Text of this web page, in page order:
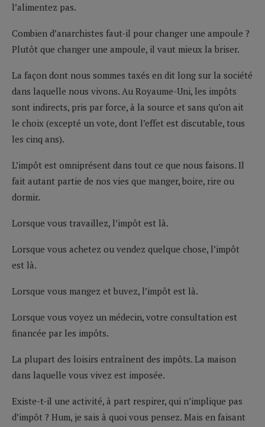
l’alimentez pas.
Combien d’anarchistes faut-il pour changer une ampoule ?
Plutôt que changer une ampoule, il vaut mieux la briser.
La façon dont nous sommes taxés en dit long sur la société
dans laquelle nous vivons. Au Royaume-Uni, les impôts
sont indirects, pris par force, à la source et sans qu’on ait
le choix (excepté un vote, dont l’effet est discutable, tous
les cinq ans).
L’impôt est omniprésent dans tout ce que nous faisons. Il
fait autant partie de nos vies que manger, boire, rire ou
dormir.
Lorsque vous travaillez, l’impôt est là.
Lorsque vous achetez ou vendez quelque chose, l’impôt
est là.
Lorsque vous mangez et buvez, l’impôt est là.
Lorsque vous voyez un médecin, votre consultation est
financée par les impôts.
La plupart des loisirs entraînent des impôts. La maison
dans laquelle vous vivez est imposée.
Existe-t-il une activité, à part respirer, qui n’implique pas
d’impôt ? Hum, je sais à quoi vous pensez. Mais en faisant